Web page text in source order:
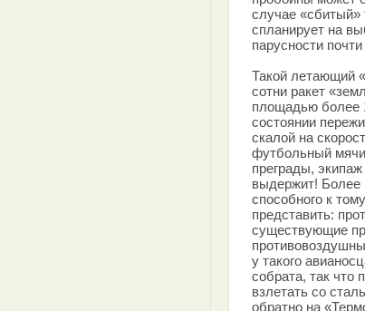
случае «сбитый»
спланирует на
парусности
Такой летающий
сотни ракет
площадью более
состоянии
скалой на
футбольный
преграды, экипаж
выдержит! Более
способного к
представить:
существующие
у такого
собрата, так что
взлетать со
обратно на